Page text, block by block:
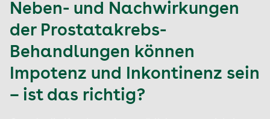
Neben- und Nachwirkungen
der Prostatakrebs-
Behandlungen können
Impotenz und Inkontinenz sein
– ist das richtig?